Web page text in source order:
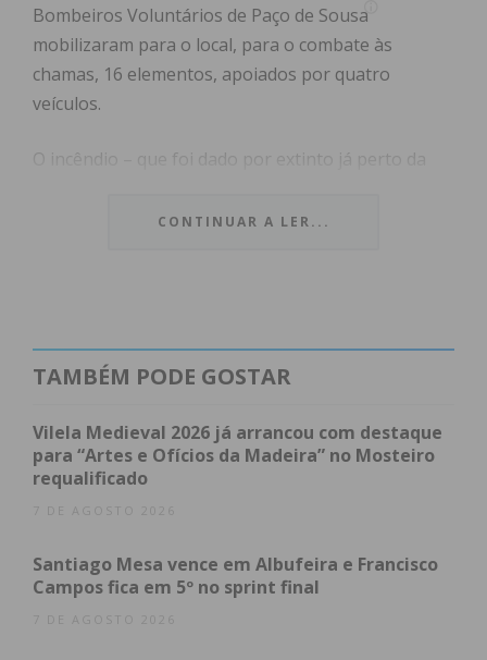
Bombeiros Voluntários de Paço de Sousa
mobilizaram para o local, para o combate às
chamas, 16 elementos, apoiados por quatro
veículos.
O incêndio – que foi dado por extinto já perto da
danos consideráveis no primeiro andar habitação,
No rés-do-chão do edifício funciona um café, que
foi também danificado pelas chamas.
A GNR de Paço de Sousa esteve no local a tomar
conta da ocorrência.
CONTINUAR A LER...
TAMBÉM PODE GOSTAR
Vilela Medieval 2026 já arrancou com destaque
para “Artes e Ofícios da Madeira” no Mosteiro
requalificado
7 DE AGOSTO 2026
Santiago Mesa vence em Albufeira e Francisco
Campos fica em 5º no sprint final
7 DE AGOSTO 2026